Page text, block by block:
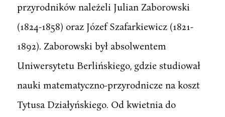
przyrodników należeli Julian Zaborowski
(1824-1858) oraz Józef Szafarkiewicz (1821-
1892). Zaborowski był absolwentem
Uniwersytetu Berlińskiego, gdzie studiował
nauki matematyczno-przyrodnicze na koszt
Tytusa Działyńskiego. Od kwietnia do